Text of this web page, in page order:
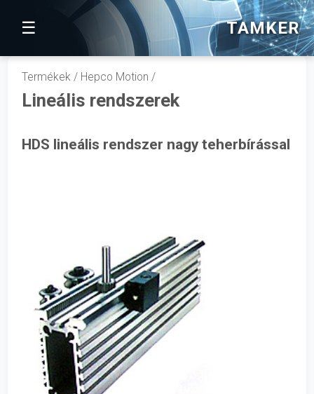
☰ TAMKER
Termékek / Hepco Motion /
Lineális rendszerek
HDS lineális rendszer nagy teherbírással